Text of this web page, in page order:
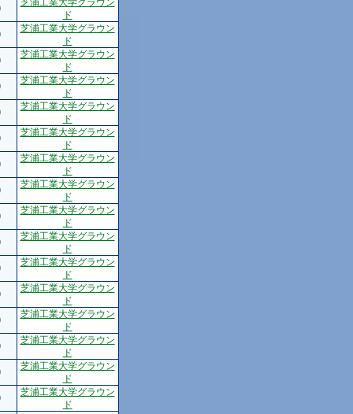
芝浦工業大学グラウン
ド
芝浦工業大学グラウン
ド
芝浦工業大学グラウン
ド
芝浦工業大学グラウン
ド
芝浦工業大学グラウン
ド
芝浦工業大学グラウン
ド
芝浦工業大学グラウン
ド
芝浦工業大学グラウン
ド
芝浦工業大学グラウン
ド
芝浦工業大学グラウン
ド
芝浦工業大学グラウン
ド
芝浦工業大学グラウン
ド
芝浦工業大学グラウン
ド
芝浦工業大学グラウン
ド
芝浦工業大学グラウン
ド
芝浦工業大学グラウン
ド